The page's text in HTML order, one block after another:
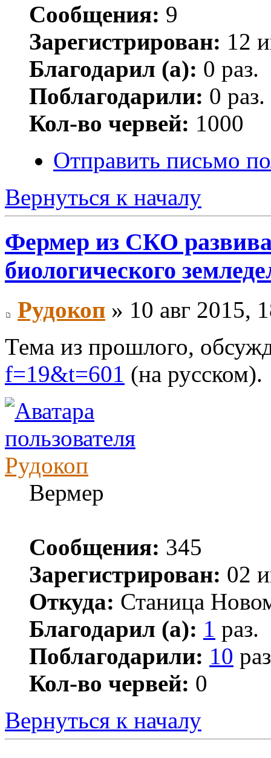
Сообщения: 9
Зарегистрирован: 12
Благодарил (а): 0 раз.
Поблагодарили: 0 раз.
Кол-во червей: 1000
Отправить письмо
Вернуться к началу
Фермер из СКО
биологического
Рудокоп » 10 авг 2015,
Тема из прошлого,
f=19&t=601 (на русском).
Рудокоп
Вермер
Сообщения: 345
Зарегистрирован: 02
Откуда: Станица
Благодарил (а): 1 раз.
Поблагодарили: 10
Кол-во червей: 0
Вернуться к началу